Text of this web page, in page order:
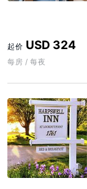
起价 USD 324
每房 / 每夜